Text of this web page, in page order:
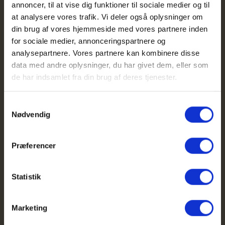
annoncer, til at vise dig funktioner til sociale medier og til
at analysere vores trafik. Vi deler også oplysninger om
din brug af vores hjemmeside med vores partnere inden
for sociale medier, annonceringspartnere og
analysepartnere. Vores partnere kan kombinere disse
data med andre oplysninger, du har givet dem, eller som
de har indsamlet fra din brug af deres tjenester.
Nødvendig
Præferencer
Statistik
Marketing